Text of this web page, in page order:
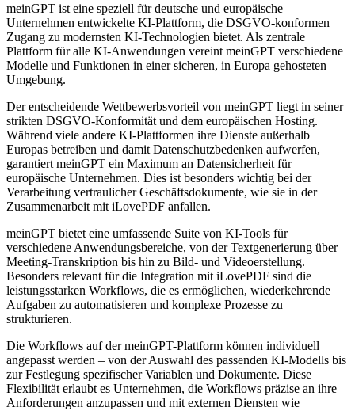
meinGPT ist eine speziell für deutsche und europäische
Unternehmen entwickelte KI-Plattform, die DSGVO-konformen
Zugang zu modernsten KI-Technologien bietet. Als zentrale
Plattform für alle KI-Anwendungen vereint meinGPT verschiedene
Modelle und Funktionen in einer sicheren, in Europa gehosteten
Umgebung.
Der entscheidende Wettbewerbsvorteil von meinGPT liegt in seiner
strikten DSGVO-Konformität und dem europäischen Hosting.
Während viele andere KI-Plattformen ihre Dienste außerhalb
Europas betreiben und damit Datenschutzbedenken aufwerfen,
garantiert meinGPT ein Maximum an Datensicherheit für
europäische Unternehmen. Dies ist besonders wichtig bei der
Verarbeitung vertraulicher Geschäftsdokumente, wie sie in der
Zusammenarbeit mit iLovePDF anfallen.
meinGPT bietet eine umfassende Suite von KI-Tools für
verschiedene Anwendungsbereiche, von der Textgenerierung über
Meeting-Transkription bis hin zu Bild- und Videoerstellung.
Besonders relevant für die Integration mit iLovePDF sind die
leistungsstarken Workflows, die es ermöglichen, wiederkehrende
Aufgaben zu automatisieren und komplexe Prozesse zu
strukturieren.
Die Workflows auf der meinGPT-Plattform können individuell
angepasst werden – von der Auswahl des passenden KI-Modells bis
zur Festlegung spezifischer Variablen und Dokumente. Diese
Flexibilität erlaubt es Unternehmen, die Workflows präzise an ihre
Anforderungen anzupassen und mit externen Diensten wie